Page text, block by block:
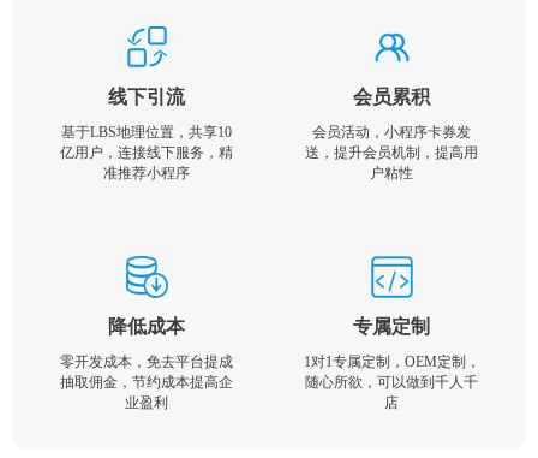
线下引流
基于LBS地理位置，共享10
亿用户，连接线下服务，精
准推荐小程序
会员累积
会员活动，小程序卡券发
送，提升会员机制，提高用
户粘性
降低成本
零开发成本，免去平台提成
抽取佣金，节约成本提高企
业盈利
专属定制
1对1专属定制，OEM定制，
随心所欲，可以做到千人千
店